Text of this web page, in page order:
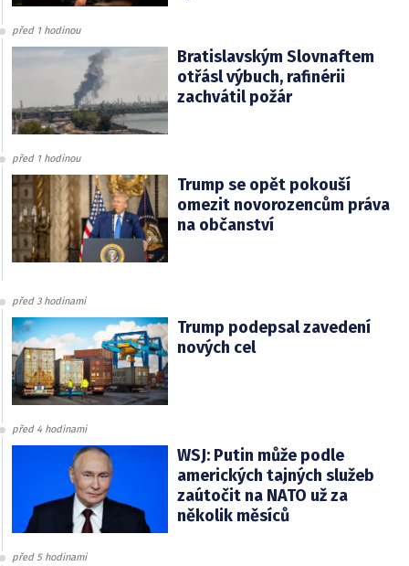
před 1 hodinou
Bratislavským Slovnaftem
otřásl výbuch, rafinérii
zachvátil požár
před 1 hodinou
Trump se opět pokouší
omezit novorozencům práva
na občanství
před 3 hodinami
Trump podepsal zavedení
nových cel
před 4 hodinami
WSJ: Putin může podle
amerických tajných služeb
zaútočit na NATO už za
několik měsíců
před 5 hodinami